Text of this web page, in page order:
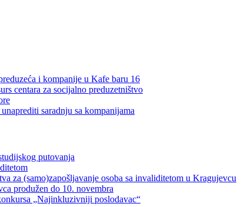
i kompanije u Kafe baru 16
centara za socijalno preduzetništvo
saradnju sa kompanijama
putovanja
za (samo)zapošljavanje osoba sa invaliditetom u Kragujevcu
produžen do 10. novembra
„Najinkluzivniji poslodavac“